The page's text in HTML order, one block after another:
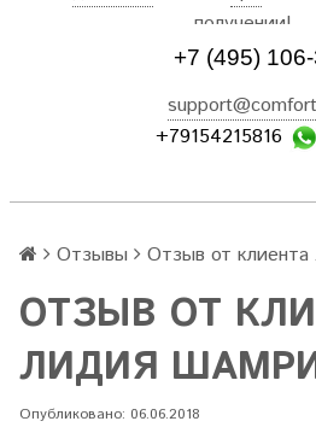
получении!
+7 (495)
+79154215816
Отзывы Отзыв от
ОТЗЫВ ОТ
ЛИДИЯ
Опубликовано: 06.06.2018